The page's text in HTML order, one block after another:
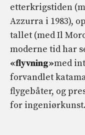
etterkrigstiden
Azzurra i 1983),
tallet (med Il
moderne tid har
«flyvning»med
forvandlet
flygebåter, og
for ingeniørkunst.